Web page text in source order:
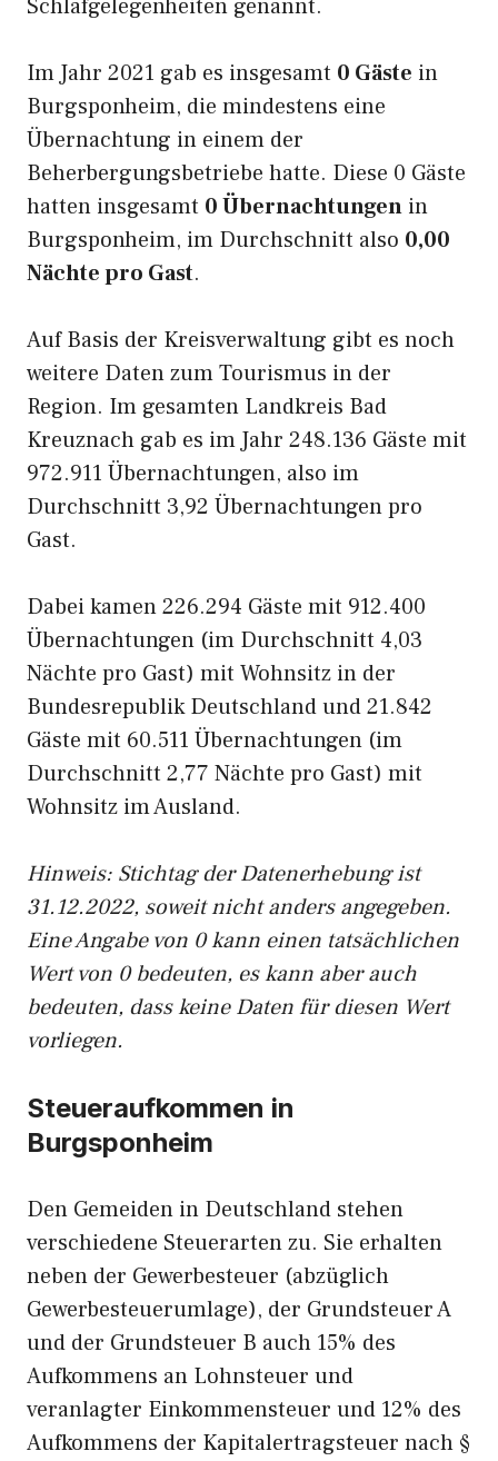
Schlafgelegenheiten genannt.
Im Jahr 2021 gab es insgesamt 0 Gäste in
Burgsponheim, die mindestens eine
Übernachtung in einem der
Beherbergungsbetriebe hatte. Diese 0 Gäste
hatten insgesamt 0 Übernachtungen in
Burgsponheim, im Durchschnitt also 0,00
Nächte pro Gast.
Auf Basis der Kreisverwaltung gibt es noch
weitere Daten zum Tourismus in der
Region. Im gesamten Landkreis Bad
Kreuznach gab es im Jahr 248.136 Gäste mit
972.911 Übernachtungen, also im
Durchschnitt 3,92 Übernachtungen pro
Gast.
Dabei kamen 226.294 Gäste mit 912.400
Übernachtungen (im Durchschnitt 4,03
Nächte pro Gast) mit Wohnsitz in der
Bundesrepublik Deutschland und 21.842
Gäste mit 60.511 Übernachtungen (im
Durchschnitt 2,77 Nächte pro Gast) mit
Wohnsitz im Ausland.
Hinweis: Stichtag der Datenerhebung ist
31.12.2022, soweit nicht anders angegeben.
Eine Angabe von 0 kann einen tatsächlichen
Wert von 0 bedeuten, es kann aber auch
bedeuten, dass keine Daten für diesen Wert
vorliegen.
Steueraufkommen in
Burgsponheim
Den Gemeiden in Deutschland stehen
verschiedene Steuerarten zu. Sie erhalten
neben der Gewerbesteuer (abzüglich
Gewerbesteuerumlage), der Grundsteuer A
und der Grundsteuer B auch 15% des
Aufkommens an Lohnsteuer und
veranlagter Einkommensteuer und 12% des
Aufkommens der Kapitalertragsteuer nach §